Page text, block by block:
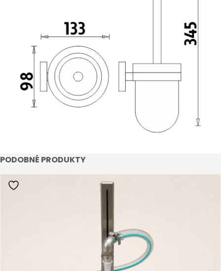
PODOBNÉ PRODUKTY
STAŇTE SE KLIENTEM
je jednoduché, stačí podnikat a mít platné IČO.
získat slevy až do výše 25 % v závislosti na velikosti